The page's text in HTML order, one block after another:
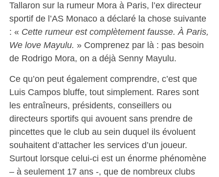
Tallaron sur la rumeur Mora à Paris, l’ex directeur
sportif de l’AS Monaco a déclaré la chose suivante
: « Cette rumeur est complètement fausse. À Paris,
We love Mayulu. » Comprenez par là : pas besoin
de Rodrigo Mora, on a déjà Senny Mayulu.
Ce qu’on peut également comprendre, c’est que
Luis Campos bluffe, tout simplement. Rares sont
les entraîneurs, présidents, conseillers ou
directeurs sportifs qui avouent sans prendre de
pincettes que le club au sein duquel ils évoluent
souhaitent d’attacher les services d’un joueur.
Surtout lorsque celui-ci est un énorme phénomène
– à seulement 17 ans -, que de nombreux clubs